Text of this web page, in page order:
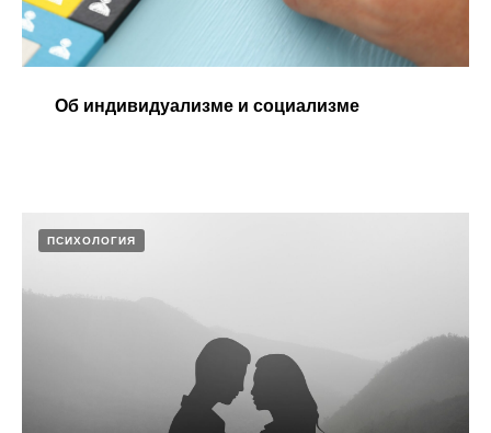
Об индивидуализме и социализме​
ПСИХОЛОГИЯ